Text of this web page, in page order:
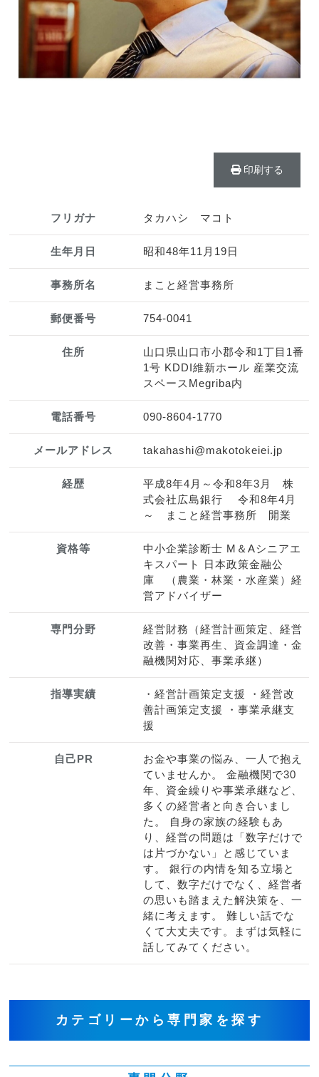
印刷する
フリガナ タカハシ マコト
生年月日 昭和48年11月19日
事務所名 まこと経営事務所
郵便番号 754-0041
住所
山口県山口市小郡令和1丁目1番
1号 KDDI維新ホール 産業交流
スペースMegriba内
電話番号 090-8604-1770
メールアドレス takahashi@makotokeiei.jp
経歴
平成8年4月～令和8年3月 株
式会社広島銀行 令和8年4月
～ まこと経営事務所 開業
資格等
中小企業診断士 M＆Aシニアエ
キスパート 日本政策金融公
庫 （農業・林業・水産業）経
営アドバイザー
専門分野
経営財務（経営計画策定、経営
改善・事業再生、資金調達・金
融機関対応、事業承継）
指導実績
・経営計画策定支援 ・経営改
善計画策定支援 ・事業承継支
援
自己PR
お金や事業の悩み、一人で抱え
ていませんか。 金融機関で30
年、資金繰りや事業承継など、
多くの経営者と向き合いまし
た。 自身の家族の経験もあ
り、経営の問題は「数字だけで
は片づかない」と感じていま
す。 銀行の内情を知る立場と
して、数字だけでなく、経営者
の思いも踏まえた解決策を、一
緒に考えます。 難しい話でな
くて大丈夫です。まずは気軽に
話してみてください。
カテゴリーから専門家を探す